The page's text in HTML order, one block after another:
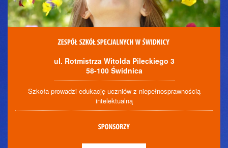
ul. Rotmistrza Witolda Pileckiego 3
58-100 Świdnica
Szkoła prowadzi edukację uczniów z niepełnosprawnością
intelektualną